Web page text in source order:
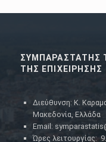
ΣΥΜΠΑΡΑΣΤΑΤΗΣ
ΤΗΣ ΕΠΙΧΕΙΡΗΣΗΣ
Διεύθυνση: Κ.
Μακεδονία, Ελλάδα
Email:
Ώρες λειτουργίας: